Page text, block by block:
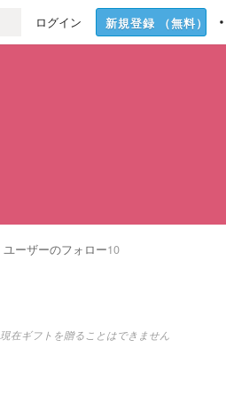
ログイン 新規登録 （無料）
ユーザーのフォロー10
現在ギフトを贈ることはできません